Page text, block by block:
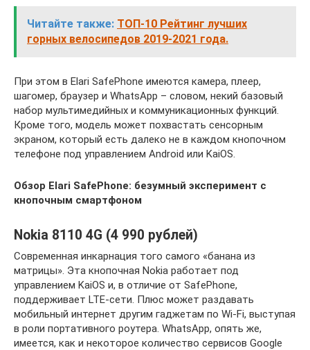
Читайте также: ТОП-10 Рейтинг лучших
горных велосипедов 2019-2021 года.
При этом в Elari SafePhone имеются камера, плеер,
шагомер, браузер и WhatsApp – словом, некий базовый
набор мультимедийных и коммуникационных функций.
Кроме того, модель может похвастать сенсорным
экраном, который есть далеко не в каждом кнопочном
телефоне под управлением Android или KaiOS.
Обзор Elari SafePhone: безумный эксперимент с
кнопочным смартфоном
Nokia 8110 4G (4 990 рублей)
Современная инкарнация того самого «банана из
матрицы». Эта кнопочная Nokia работает под
управлением KaiOS и, в отличие от SafePhone,
поддерживает LTE-сети. Плюс может раздавать
мобильный интернет другим гаджетам по Wi-Fi, выступая
в роли портативного роутера. WhatsApp, опять же,
имеется, как и некоторое количество сервисов Google